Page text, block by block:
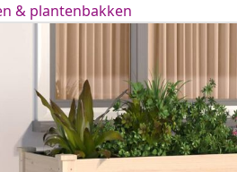
& plantenbakken